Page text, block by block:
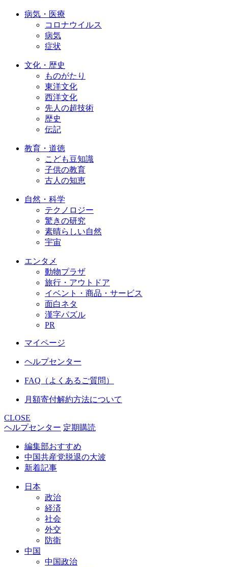
病気・医療
コロナウイルス
病気
症状
文化・歴史
ものがたり
東洋文化
西洋文化
先人の超技術
歴史
伝記
教育・道徳
こども豆知識
子供の教育
古人の知恵
自然・科学
テクノロジー
驚きの研究
素晴らしい自然
宇宙
エンタメ
動物プラザ
旅行・アウトドア
イベント・商品・サービス
面白ネタ
漢字パズル
PR
マイページ
ヘルプセンター
FAQ（よくあるご質問）
月額寄付解約方法について
CLOSE
ヘルプセンター 定期購読
編集部おすすめ
中国共産党脱退の大波
新着記事
日本
政治
経済
社会
外交
防衛
中国
中国政治